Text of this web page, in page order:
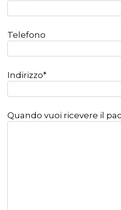
Telefono
Indirizzo*
Quando vuoi ricevere il